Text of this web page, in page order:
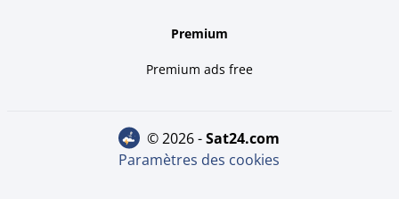
Premium
Premium ads free
© 2026 - sat24.com
Paramètres des cookies